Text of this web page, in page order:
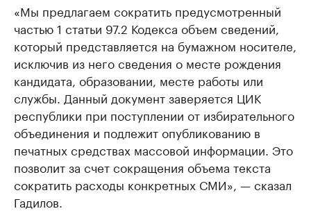
«Мы предлагаем сократить предусмотренный
частью 1 статьи 97.2 Кодекса объем сведений,
который представляется на бумажном носителе,
исключив из него сведения о месте рождения
кандидата, образовании, месте работы или
службы. Данный документ заверяется ЦИК
республики при поступлении от избирательного
объединения и подлежит опубликованию в
печатных средствах массовой информации. Это
позволит за счет сокращения объема текста
сократить расходы конкретных СМИ», — сказал
Гадилов.